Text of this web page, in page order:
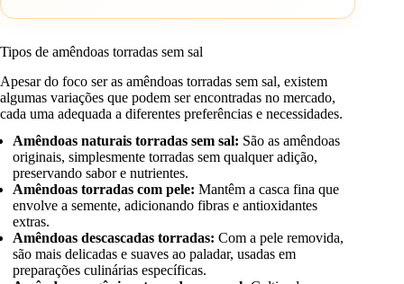
Tipos de amêndoas torradas sem sal
Apesar do foco ser as amêndoas torradas sem sal, existem
algumas variações que podem ser encontradas no mercado,
cada uma adequada a diferentes preferências e necessidades.
Amêndoas naturais torradas sem sal: São as amêndoas
originais, simplesmente torradas sem qualquer adição,
preservando sabor e nutrientes.
Amêndoas torradas com pele: Mantêm a casca fina que
envolve a semente, adicionando fibras e antioxidantes
extras.
Amêndoas descascadas torradas: Com a pele removida,
são mais delicadas e suaves ao paladar, usadas em
preparações culinárias específicas.